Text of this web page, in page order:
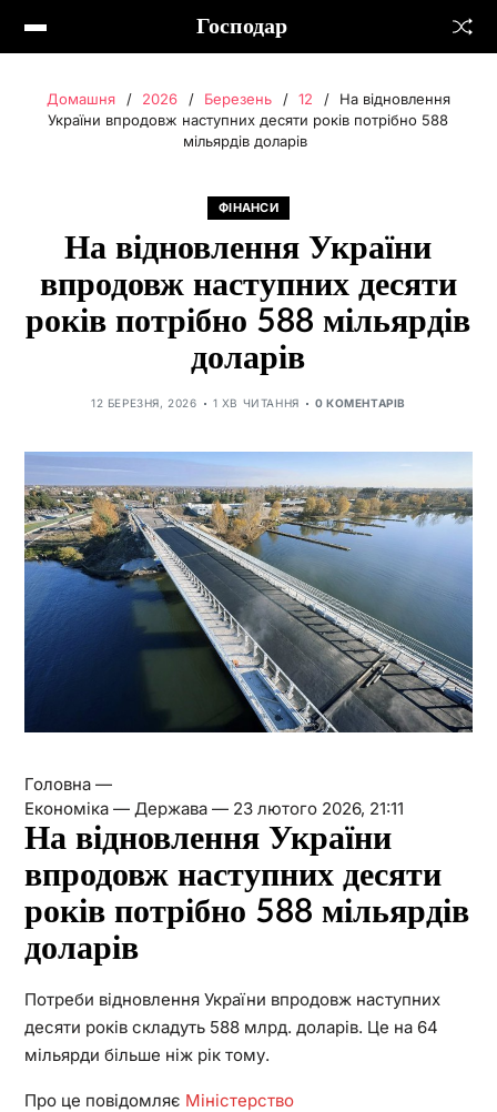
Господар
Домашня 2026 Березень 12
На відновлення
України впродовж наступних десяти років потрібно 588
мільярдів доларів
ФІНАНСИ
На відновлення України
впродовж наступних десяти
років потрібно 588 мільярдів
доларів
12 БЕРЕЗНЯ, 2026 1 ХВ ЧИТАННЯ 0 КОМЕНТАРІВ
Головна —
Економіка — Держава — 23 лютого 2026, 21:11
На відновлення України
впродовж наступних десяти
років потрібно 588 мільярдів
доларів
Потреби відновлення України впродовж наступних
десяти років складуть 588 млрд. доларів. Це на 64
мільярди більше ніж рік тому.
Про це повідомляє Міністерство